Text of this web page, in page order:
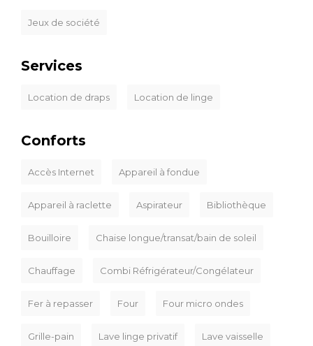
Jeux de société
Services
Location de draps Location de linge
Conforts
Accès Internet Appareil à fondue
Appareil à raclette Aspirateur Bibliothèque
Bouilloire Chaise longue/transat/bain de soleil
Chauffage Combi Réfrigérateur/Congélateur
Fer à repasser Four Four micro ondes
Grille-pain Lave linge privatif Lave vaisselle